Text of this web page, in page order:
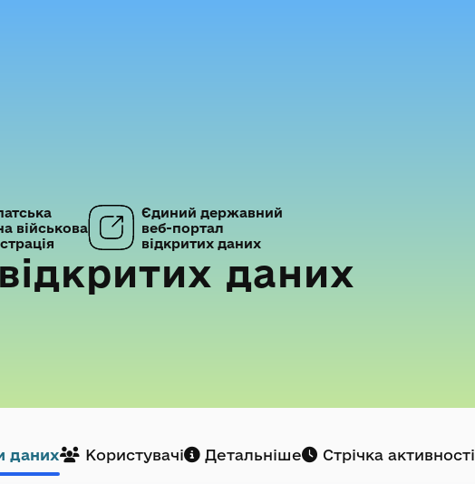
військова
Єдиний державний
веб-портал
відкритих даних
даних
даних Користувачі Детальніше Стрічка активності